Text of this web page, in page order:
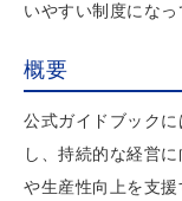
いやすい制度になっ
概要
公式ガイドブック
し、持続的な経営
や生産性向上を支